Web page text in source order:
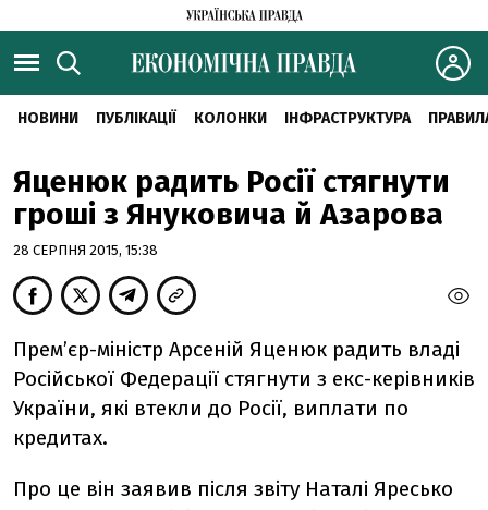
НОВИНИ ПУБЛІКАЦІЇ КОЛОНКИ ІНФРАСТРУКТУРА
Яценюк радить Росії стягнути
гроші з Януковича й Азарова
28 СЕРПНЯ 2015, 15:38
Прем’єр-міністр Арсеній Яценюк радить владі
Російської Федерації стягнути з екс-керівників
України, які втекли до Росії, виплати по
кредитах.
Про це він заявив після звіту Наталі Яресько